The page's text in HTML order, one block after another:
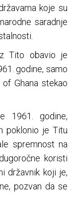
koje su
saradnje
Tito obavio je
godine, samo
Ghana stekao
1961. godine,
poklonio je Titu
spremnost na
koristi
državnik koji je,
pozvan da se